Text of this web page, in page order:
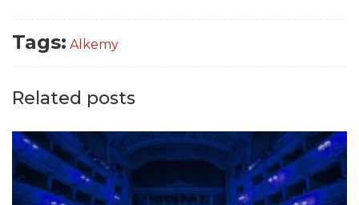
Tags: Alkemy
Related posts